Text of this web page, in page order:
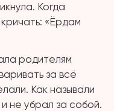
Когда
«Ёрдам
родителям
за всё
Как называли
не убрал за собой.